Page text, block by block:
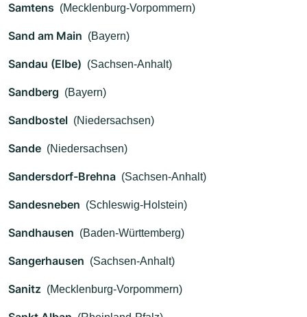
Samtens (Mecklenburg-Vorpommern)
Sand am Main (Bayern)
Sandau (Elbe) (Sachsen-Anhalt)
Sandberg (Bayern)
Sandbostel (Niedersachsen)
Sande (Niedersachsen)
Sandersdorf-Brehna (Sachsen-Anhalt)
Sandesneben (Schleswig-Holstein)
Sandhausen (Baden-Württemberg)
Sangerhausen (Sachsen-Anhalt)
Sanitz (Mecklenburg-Vorpommern)